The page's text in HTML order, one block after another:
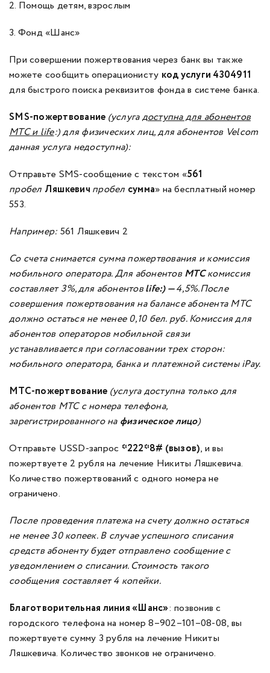
2. Помощь детям, взрослым
3. Фонд «Шанс»
При совершении пожертвования через банк вы также
можете сообщить операционисту код услуги 4304911
для быстрого поиска реквизитов фонда в системе банка.
SMS-пожертвование (услугадоступна для абонентов
МТС и life:) для физических лиц, для абонентов Velcom
данная услуга недоступна):
Отправьте SMS-сообщение с текстом «561
пробел Ляшкевич пробел сумма» на бесплатный номер
553.
Например: 561 Ляшкевич 2
Со счета снимается сумма пожертвования и комиссия
мобильного оператора. Для абонентовМТСкомиссия
составляет 3%,для абонентовlife:) —4,5%.После
совершения пожертвования на балансе абонента МТС
должно остаться не менее 0,10 бел. руб. Комиссия для
абонентов операторов мобильной связи
устанавливается при согласовании трех сторон:
мобильного оператора, банка и платежной системы iPay.
МТС-пожертвование (услуга доступна только для
абонентов МТС с номера телефона,
зарегистрированного на физическое лицо)
Отправьте USSD-запрос *222*8# (вызов), и вы
пожертвуете 2 рубля на лечение Никиты Ляшкевича.
Количество пожертвований с одного номера не
ограничено.
После проведения платежа на счету должно остаться
не менее 30 копеек. В случае успешного списания
средств абоненту будет отправлено сообщение с
уведомлением о списании. Стоимость такого
сообщения составляет 4 копейки.
Благотворительная линия «Шанс»: позвонив с
городского телефона на номер 8–902–101–08-08, вы
пожертвуете сумму 3 рубля на лечение Никиты
Ляшкевича. Количество звонков не ограничено.